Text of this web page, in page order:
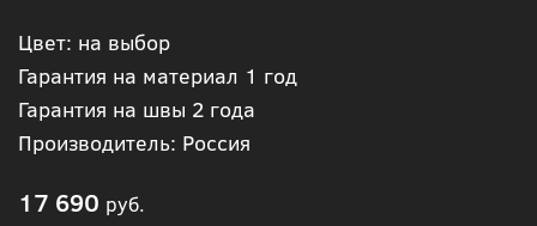
Цвет: на выбор
Гарантия на материал 1 год
Гарантия на швы 2 года
Производитель: Россия
17 690 руб.